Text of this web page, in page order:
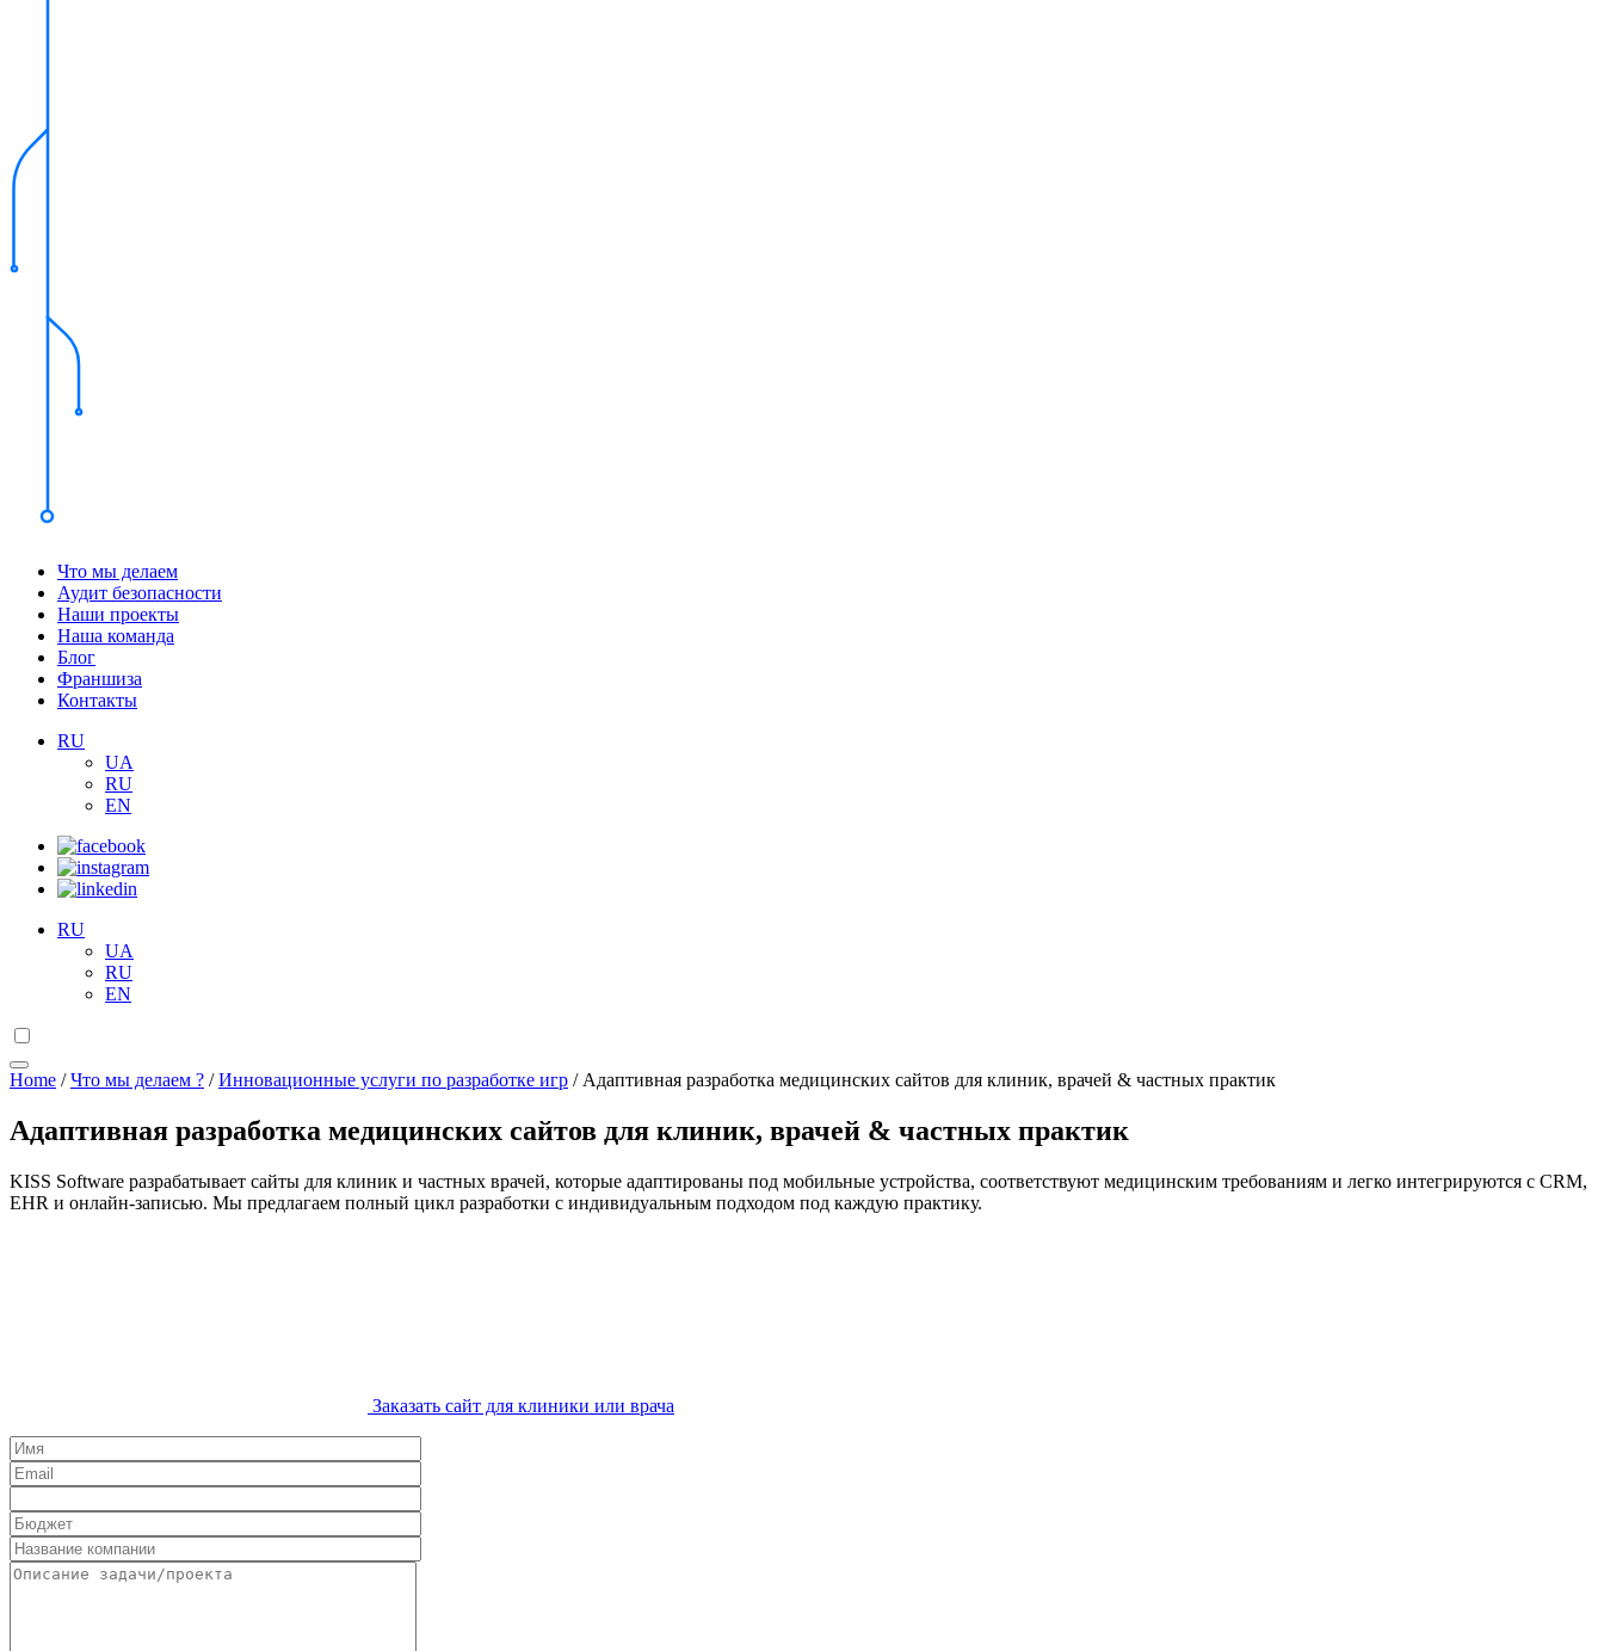
Что мы делаем
Аудит безопасности
Наши проекты
Наша команда
Блог
Франшиза
Контакты
RU
UA
RU
EN
RU
UA
RU
EN
Home /Что мы делаем ? /Инновационные услуги по разработке игр / Адаптивная разработка медицинских сайтов для клиник, врачей & частных практик
Адаптивная разработка медицинских сайтов для клиник, врачей & частных практик
KISS Software разрабатывает сайты для клиник и частных врачей, которые адаптированы под мобильные устройства, соответствуют медицинским требованиям и легко интегрируются с CRM,
EHR и онлайн-записью. Мы предлагаем полный цикл разработки с индивидуальным подходом под каждую практику.
Заказать сайт для клиники или врача